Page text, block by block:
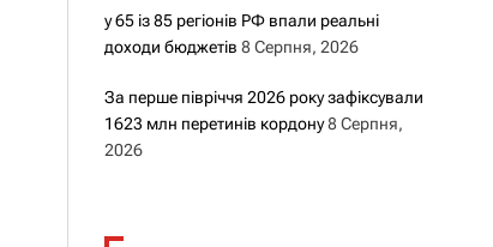
у 65 із 85 регіонів РФ впали реальні
доходи бюджетів 8 Серпня, 2026
За перше півріччя 2026 року зафіксували
1623 млн перетинів кордону 8 Серпня,
2026